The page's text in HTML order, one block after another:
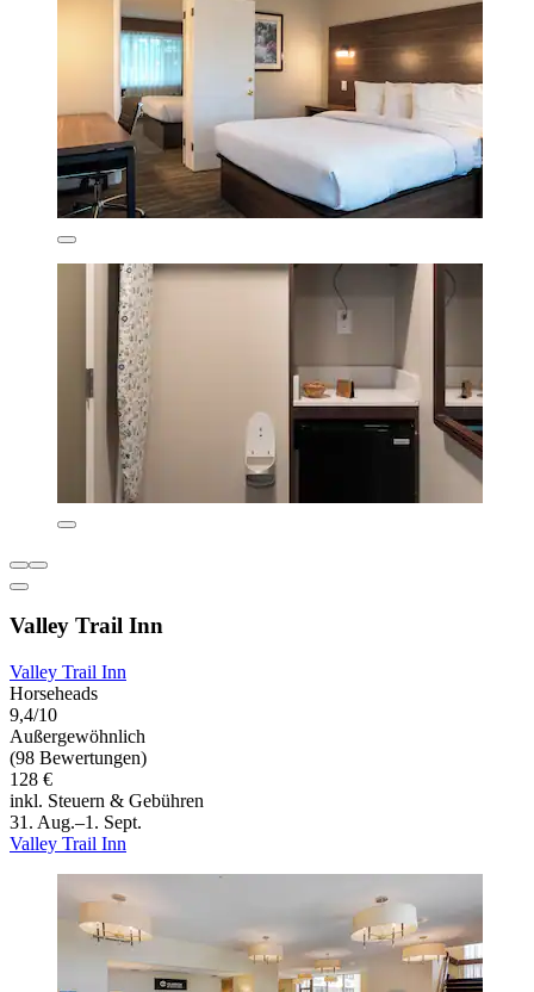
Valley Trail Inn
Valley Trail Inn
Horseheads
9,4/10
Außergewöhnlich
(98 Bewertungen)
128 €
inkl. Steuern & Gebühren
31. Aug.–1. Sept.
Valley Trail Inn